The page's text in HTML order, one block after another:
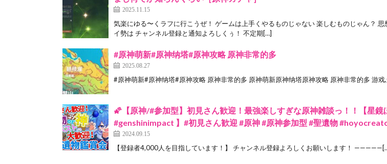
2025.11.15
気楽にゆる〜くラフに行こうぜ！ ゲームは上手くやるものじゃない 楽しむものじゃん？ 思
イ勢は チャンネル登録と通知よろしくぅ！ 不定期[…]
#原神萌新#原神纳塔#原神攻略 原神非常的多
2025.08.27
#原神萌新#原神纳塔#原神攻略 原神非常的多 原神萌新原神纳塔原神攻略 原神非常的多 游戏
🌠【原神/#参加型】初見さん歓迎！最強楽しすぎな原神雑談っ！！【星
#genshinimpact 】#初見さん歓迎 #原神 #原神参加型 #聖遺物
2024.09.15
【登録者4,000人を目指しています！】 チャンネル登録よろしくお願いします！